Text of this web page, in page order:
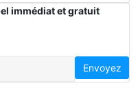
immédiat et gratuit
Envoyez